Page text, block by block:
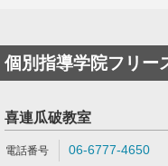
個別指導学院フリー
喜連瓜破教室
06-6777-4650